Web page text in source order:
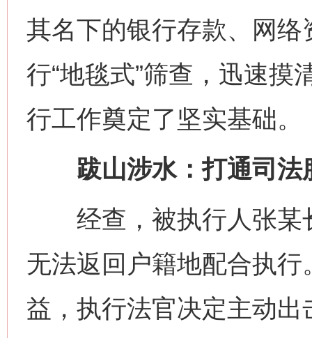
其名下的银行存款、网
行“地毯式”筛查，迅速摸
行工作奠定了坚实基础。
跋山涉水：打通司法
经查，被执行人张某
无法返回户籍地配合执
益，执行法官决定主动